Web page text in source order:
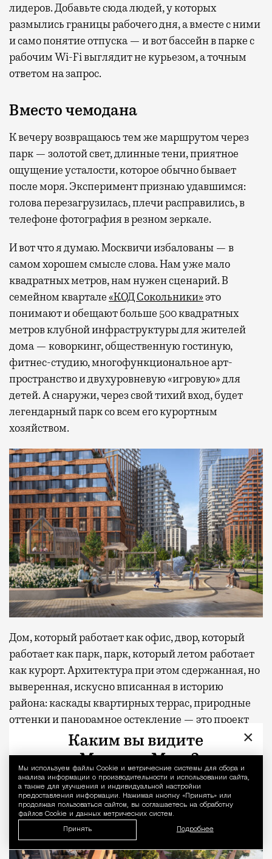
Уведомление
Мы используем файлы Сookie и метрические системы для сбора и
анализа информации о производительности и использовании сайта,
а также для улучшения и индивидуальной настройки
предоставления информации. Нажимая кнопку «Принять» или
продолжая пользоваться сайтом, вы соглашаетесь на обработку
файлов Cookie и данных метрических систем.
Принять Подробнее
лидеров. Добавьте сюда людей, у которых
размылись границы рабочего дня, а вместе с ними
и само понятие отпуска — и вот бассейн в парке с
рабочим Wi-Fi выглядит не курьезом, а точным
ответом на запрос.
Вместо чемодана
К вечеру возвращаюсь тем же маршрутом через
парк — золотой свет, длинные тени, приятное
ощущение усталости, которое обычно бывает
после моря. Эксперимент признаю удавшимся:
голова перезагрузилась, плечи расправились, в
телефоне фотография в резном зеркале.
И вот что я думаю. Москвичи избалованы — в
самом хорошем смысле слова. Нам уже мало
квадратных метров, нам нужен сценарий. В
семейном квартале«КОД Сокольники»это
понимают и обещают больше 500 квадратных
метров клубной инфраструктуры для жителей
дома — коворкинг, общественную гостиную,
фитнес-студию, многофункциональное арт-
пространство и двухуровневую «игровую» для
детей. А снаружи, через свой тихий вход, будет
легендарный парк со всем его курортным
хозяйством.
Дом, который работает как офис, двор, который
работает как парк, парк, который летом работает
как курорт. Архитектура при этом сдержанная, но
выверенная, искусно вписанная в историю
района: каскады квартирных террас, природные
оттенки и панорамное остекление — это проект
для поколения, которое ценит ЗОЖ, мобильность
(ТТК и метро «Сокольники» рядом, в паре минут)
и не любит лишнего пафоса.
×